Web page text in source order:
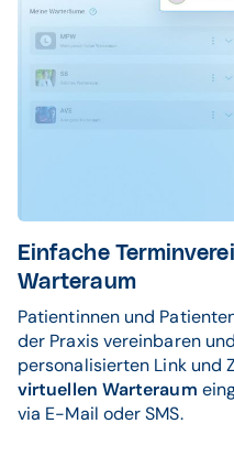
Einfache
Warteraum
Patientinnen und
der Praxis vereinbaren
personalisierten Link und
virtuellen Warteraum
via E-Mail oder SMS.